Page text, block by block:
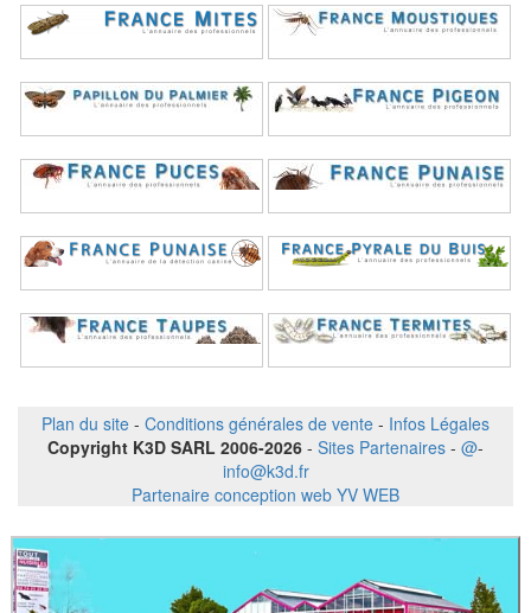
Plan du site - Conditions générales de vente - Infos Légales
Copyright K3D SARL 2006-2026 - Sites Partenaires - @-
info@k3d.fr
Partenaire conception web YV WEB